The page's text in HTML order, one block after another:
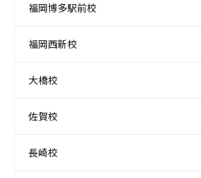
福岡博多駅前校
福岡西新校
大橋校
佐賀校
長崎校